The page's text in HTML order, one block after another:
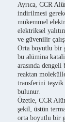
Ayrıca, CCR
indirilmesi
mükemmel
elektriksel
ve güvenilir
Orta boyutlu bir
bu alümina
arasında
reaktan
transferini teşvik
bulunur.
Özetle, CCR
şekil, üstün
orta boyutlu bir